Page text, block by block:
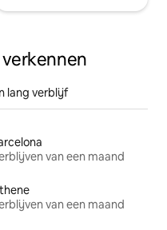
lang verblijf
van een maand
van een maand